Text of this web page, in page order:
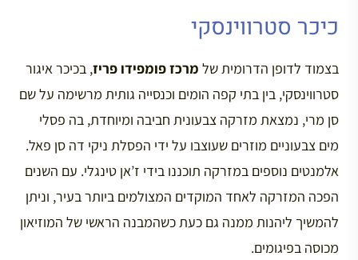
כיכר סטרווינסקי
בצמוד לדופן הדרומית של מרכז פומפידו פריז, בכיכר איגור
סטרווינסקי, בין בתי קפה הומים וכנסייה גותית מרשימה על שם
סן מרי, נמצאת מזרקה צבעונית חביבה ומיוחדת, בה פסלי
מים צבעוניים מוזרים שעוצבו על ידי הפסלת ניקי דה סן פאל.
אלמנטים נוספים במזרקה תוכננו בידי ז’אן טינגלי. עם השנים
הפכה המזרקה לאחד המוקדים המצולמים ביותר בעיר, וניתן
להמשיך ליהנות ממנה גם כעת כשהמבנה הראשי של המוזיאון
מכוסה בפיגומים.